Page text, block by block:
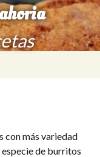
con más variedad
especie de burritos